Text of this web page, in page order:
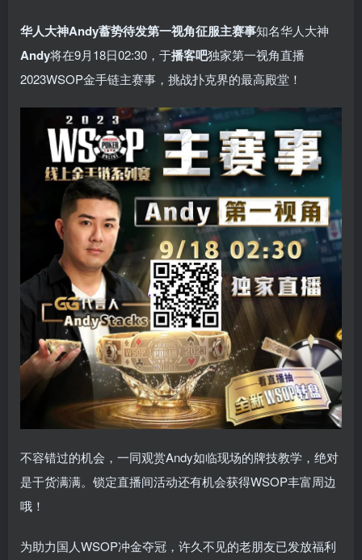
华人大神Andy蓄势待发第一视角征服主赛事知名华人大神
Andy将在9月18日02:30，于播客吧独家第一视角直播
2023WSOP金手链主赛事，挑战扑克界的最高殿堂！
不容错过的机会，一同观赏Andy如临现场的牌技教学，绝对
是干货满满。锁定直播间活动还有机会获得WSOP丰富周边
哦！
为助力国人WSOP冲金夺冠，许久不见的老朋友已发放福利